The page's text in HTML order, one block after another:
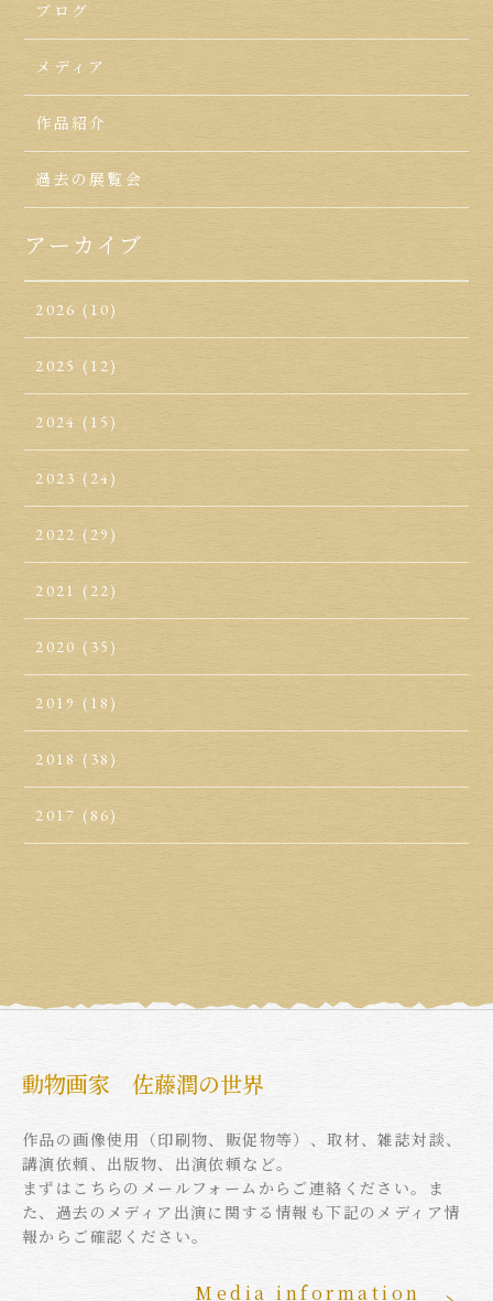
ブログ
メディア
作品紹介
過去の展覧会
アーカイブ
2026 (10)
2025 (12)
2024 (15)
2023 (24)
2022 (29)
2021 (22)
2020 (35)
2019 (18)
2018 (38)
2017 (86)
動物画家 佐藤潤の世界
作品の画像使用（印刷物、販促物等）、取材、雑誌対談、
講演依頼、出版物、出演依頼など。
まずはこちらのメールフォームからご連絡ください。ま
た、過去のメディア出演に関する情報も下記のメディア情
報からご確認ください。
Media information